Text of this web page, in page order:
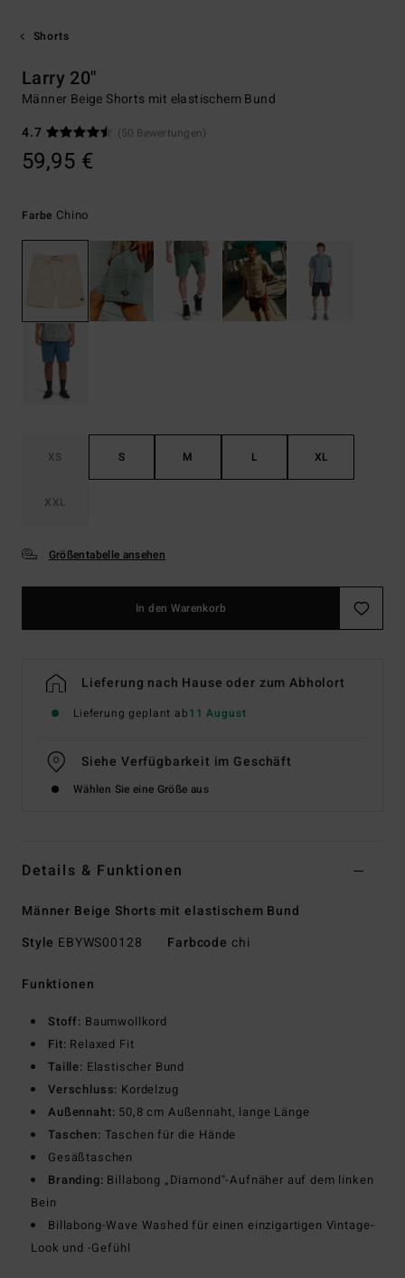
Shorts
Larry 20"
Männer Beige Shorts mit elastischem Bund
4.7
(50 Bewertungen)
59,95 €
Farbe Chino
XS S M L XL
XXL
Größentabelle ansehen
In den Warenkorb
Lieferung nach Hause oder zum Abholort
Lieferung geplant ab11 August
Siehe Verfügbarkeit im Geschäft
Wählen Sie eine Größe aus
Details & Funktionen
Männer Beige Shorts mit elastischem Bund
Style EBYWS00128 Farbcode chi
Funktionen
Stoff: Baumwollkord
Fit: Relaxed Fit
Taille: Elastischer Bund
Verschluss: Kordelzug
Außennaht: 50,8 cm Außennaht, lange Länge
Taschen: Taschen für die Hände
Gesäßtaschen
Branding: Billabong „Diamond"-Aufnäher auf dem linken
Bein
Billabong-Wave Washed für einen einzigartigen Vintage-
Look und -Gefühl